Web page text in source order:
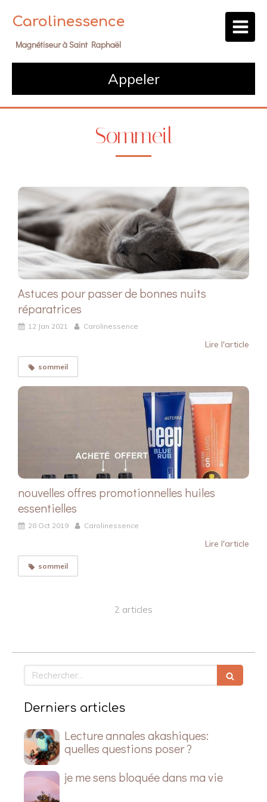
Carolinessence
Magnétiseur à Saint Raphaël
Appeler
Sommeil
Astuces pour passer de bonnes nuits
réparatrices
12 Jan 2021 Carolinessence
Lire l'article
sommeil
nouvelles offres promotionnelles huiles
essentielles
28 Oct 2019 Carolinessence
Lire l'article
sommeil
2 articles
Rechercher
Derniers articles
Lecture annales akashiques:
quelles questions poser ?
je me sens bloquée dans ma vie